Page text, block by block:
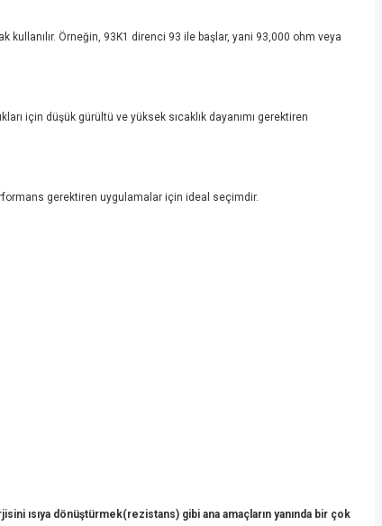
Örneğin, 93K1 direnci 93 ile başlar, yani 93,000 ohm veya
için düşük gürültü ve yüksek sıcaklık dayanımı gerektiren
gerektiren uygulamalar için ideal seçimdir.
ısıya dönüştürmek(rezistans) gibi ana amaçların yanında bir çok